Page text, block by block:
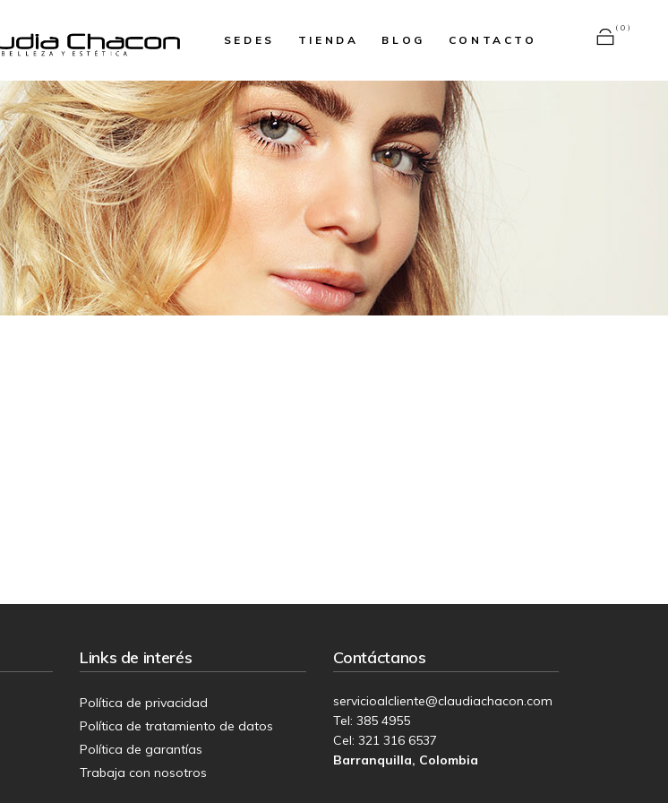
SEDES TIENDA BLOG CONTACTO
(0)
Links de interés
Política de privacidad
Política de tratamiento de datos
Política de garantías
Trabaja con nosotros
Contáctanos
servicioalcliente@claudiachacon.com
Tel: 385 4955
Cel: 321 316 6537
Barranquilla, Colombia